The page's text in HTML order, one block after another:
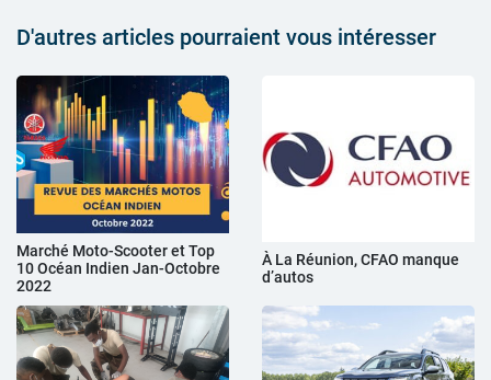
D'autres articles pourraient vous intéresser
Marché Moto-Scooter et Top
10 Océan Indien Jan-Octobre
2022
À La Réunion, CFAO manque
d’autos